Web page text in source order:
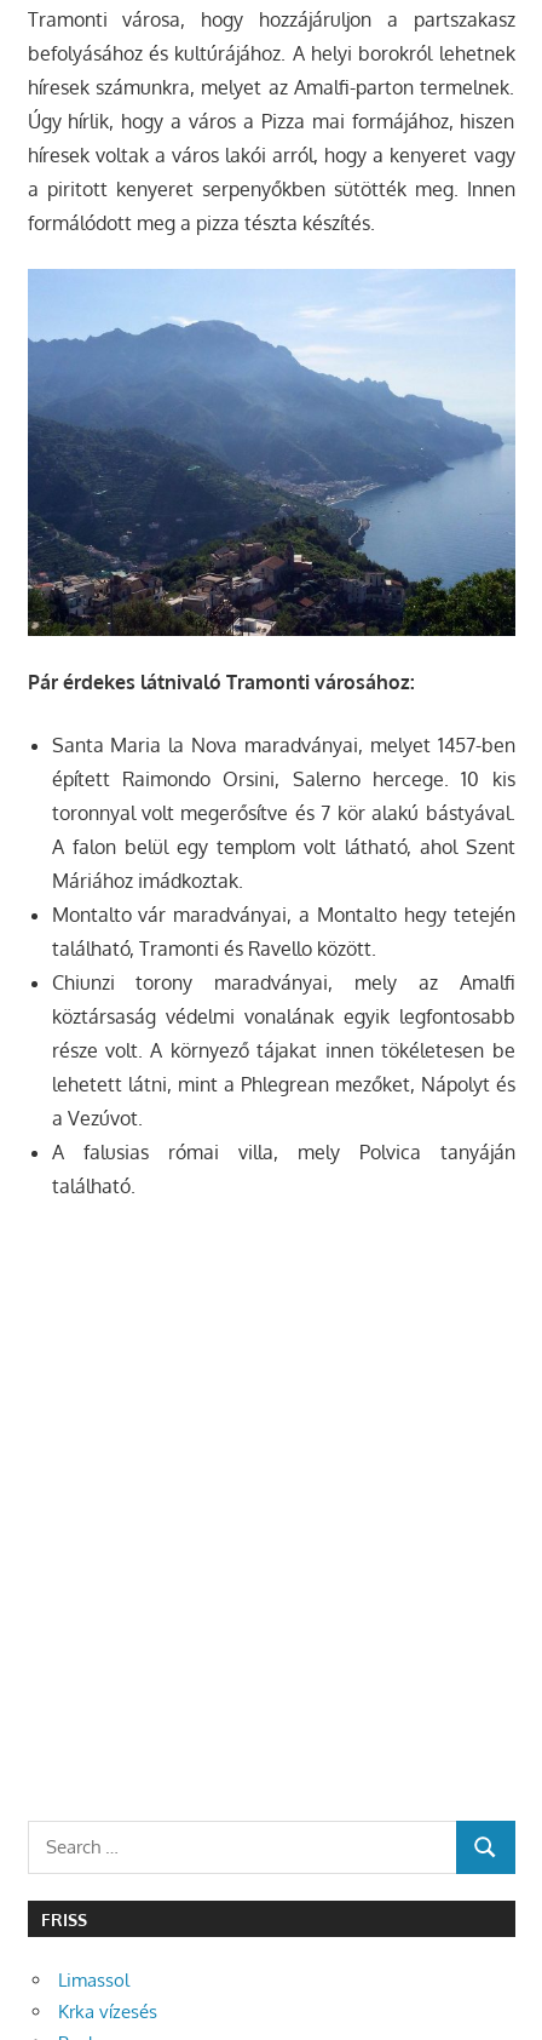
Tramonti városa, hogy hozzájáruljon a partszakasz
befolyásához és kultúrájához. A helyi borokról lehetnek
híresek számunkra, melyet az Amalfi-parton termelnek.
Úgy hírlik, hogy a város a Pizza mai formájához, hiszen
híresek voltak a város lakói arról, hogy a kenyeret vagy
a piritott kenyeret serpenyőkben sütötték meg. Innen
formálódott meg a pizza tészta készítés.
Pár érdekes látnivaló Tramonti városához:
Santa Maria la Nova maradványai, melyet 1457-ben
épített Raimondo Orsini, Salerno hercege. 10 kis
toronnyal volt megerősítve és 7 kör alakú bástyával.
A falon belül egy templom volt látható, ahol Szent
Máriához imádkoztak.
Montalto vár maradványai, a Montalto hegy tetején
található, Tramonti és Ravello között.
Chiunzi torony maradványai, mely az Amalfi
köztársaság védelmi vonalának egyik legfontosabb
része volt. A környező tájakat innen tökéletesen be
lehetett látni, mint a Phlegrean mezőket, Nápolyt és
a Vezúvot.
A falusias római villa, mely Polvica tanyáján
található.
Search
SEARCH
FRISS
Limassol
Krka vízesés